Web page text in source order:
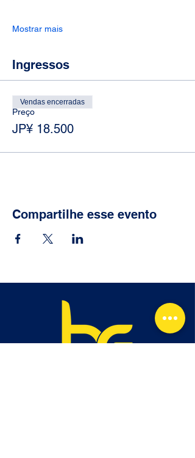
Mostrar mais
Ingressos
Preço
JP¥ 18.500
Vendas encerradas
Compartilhe esse evento